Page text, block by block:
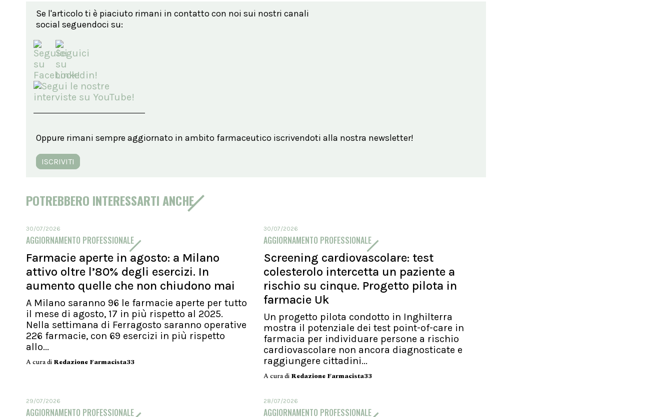
Se l'articolo ti è piaciuto rimani in contatto con noi sui nostri canali
social seguendoci su:
Oppure rimani sempre aggiornato in ambito farmaceutico iscrivendoti alla nostra newsletter!
ISCRIVITI
POTREBBERO INTERESSARTI ANCHE
30/07/2026
AGGIORNAMENTO PROFESSIONALE
Farmacie aperte in agosto: a Milano
attivo oltre l’80% degli esercizi. In
aumento quelle che non chiudono mai
A Milano saranno 96 le farmacie aperte per tutto
il mese di agosto, 17 in più rispetto al 2025.
Nella settimana di Ferragosto saranno operative
226 farmacie, con 69 esercizi in più rispetto
allo...
A cura di Redazione Farmacista33
30/07/2026
AGGIORNAMENTO PROFESSIONALE
Screening cardiovascolare: test
colesterolo intercetta un paziente a
rischio su cinque. Progetto pilota in
farmacie Uk
Un progetto pilota condotto in Inghilterra
mostra il potenziale dei test point-of-care in
farmacia per individuare persone a rischio
cardiovascolare non ancora diagnosticate e
raggiungere cittadini...
A cura di Redazione Farmacista33
29/07/2026
AGGIORNAMENTO PROFESSIONALE
28/07/2026
AGGIORNAMENTO PROFESSIONALE